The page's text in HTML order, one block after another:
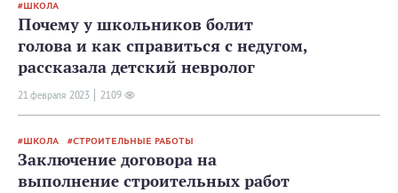
ШКОЛА
Почему у школьников болит
голова и как справиться с недугом,
рассказала детский невролог
21 февраля 2023 2109
ШКОЛА СТРОИТЕЛЬНЫЕ РАБОТЫ
Заключение договора на
выполнение строительных работ